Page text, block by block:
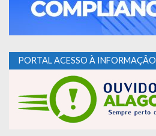
PORTAL ACESSO À INFORMAÇÃO